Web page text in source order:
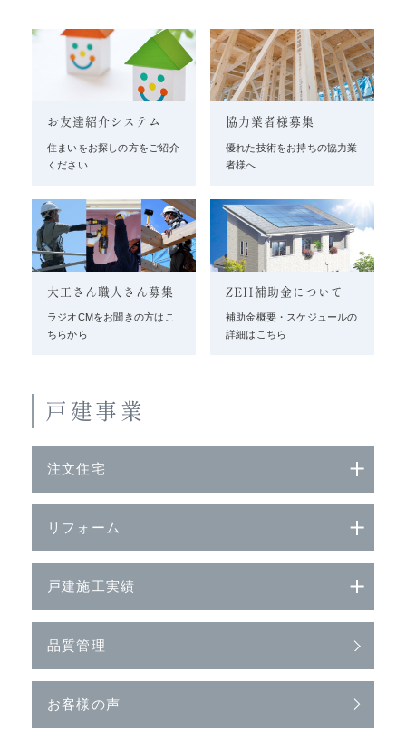
お友達紹介システム
住まいをお探しの方をご紹介
ください
協力業者様募集
優れた技術をお持ちの協力業
者様へ
大工さん職人さん募集
ラジオCMをお聞きの方はこ
ちらから
ZEH補助金について
補助金概要・スケジュールの
詳細はこちら
戸建事業
注文住宅
リフォーム
戸建施工実績
品質管理
お客様の声